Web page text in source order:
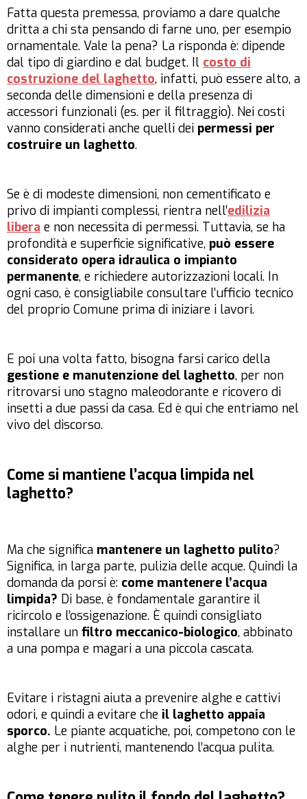
Fatta questa premessa, proviamo a dare qualche
dritta a chi sta pensando di farne uno, per esempio
ornamentale. Vale la pena? La risponda è: dipende
dal tipo di giardino e dal budget. Il costo di
costruzione del laghetto, infatti, può essere alto, a
seconda delle dimensioni e della presenza di
accessori funzionali (es. per il filtraggio). Nei costi
vanno considerati anche quelli dei permessi per
costruire un laghetto.
Se è di modeste dimensioni, non cementificato e
privo di impianti complessi, rientra nell’edilizia
libera e non necessita di permessi. Tuttavia, se ha
profondità e superficie significative, può essere
considerato opera idraulica o impianto
permanente, e richiedere autorizzazioni locali. In
ogni caso, è consigliabile consultare l’ufficio tecnico
del proprio Comune prima di iniziare i lavori.
E poi una volta fatto, bisogna farsi carico della
gestione e manutenzione del laghetto, per non
ritrovarsi uno stagno maleodorante e ricovero di
insetti a due passi da casa. Ed è qui che entriamo nel
vivo del discorso.
Come si mantiene l’acqua limpida nel
laghetto?
Ma che significa mantenere un laghetto pulito?
Significa, in larga parte, pulizia delle acque. Quindi la
domanda da porsi è: come mantenere l’acqua
limpida? Di base, è fondamentale garantire il
ricircolo e l’ossigenazione. È quindi consigliato
installare un filtro meccanico-biologico, abbinato
a una pompa e magari a una piccola cascata.
Evitare i ristagni aiuta a prevenire alghe e cattivi
odori, e quindi a evitare che il laghetto appaia
sporco. Le piante acquatiche, poi, competono con le
alghe per i nutrienti, mantenendo l’acqua pulita.